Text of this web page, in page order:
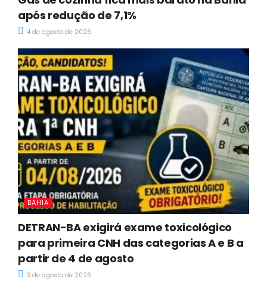
após redução de 7,1%
4 de agosto de 2026
BAHIA
DETRAN-BA exigirá exame toxicológico
para primeira CNH das categorias A e B a
partir de 4 de agosto
3 de agosto de 2026